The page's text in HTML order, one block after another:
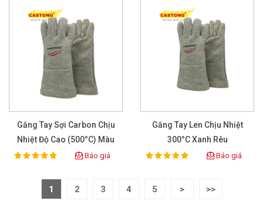
Găng Tay Sợi Carbon Chịu
Nhiệt Độ Cao (500°C) Màu
Xanh Lá
Rating:
100% Báo giá
Găng Tay Len Chịu Nhiệt
300°C Xanh Rêu
Rating:
100% Báo giá
1 2 3 4 5 > >>